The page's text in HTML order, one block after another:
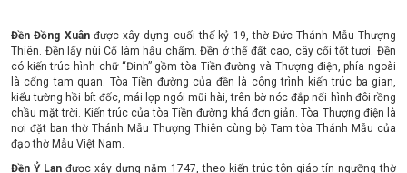
Đền Đồng Xuânđược xây dựng cuối thế kỷ 19, thờ Đức Thánh Mẫu Thượng
Thiên. Đền lấy núi Cố làm hậu chẩm. Đền ở thế đất cao, cây cối tốt tươi. Đền
có kiến trúc hình chữ “Đinh” gồm tòa Tiền đường và Thượng điện, phía ngoài
là cổng tam quan. Tòa Tiền đường của đền là công trình kiến trúc ba gian,
kiểu tường hồi bít đốc, mái lợp ngói mũi hài, trên bờ nóc đắp nổi hình đôi rồng
chầu mặt trời. Kiến trúc của tòa Tiền đường khá đơn giản. Tòa Thượng điện là
nơi đặt ban thờ Thánh Mẫu Thượng Thiên cùng bộ Tam tòa Thánh Mẫu của
đạo thờ Mẫu Việt Nam.
Đền Ỷ Lan được xây dựng năm 1747, theo kiến trúc tôn giáo tín ngưỡng thờ